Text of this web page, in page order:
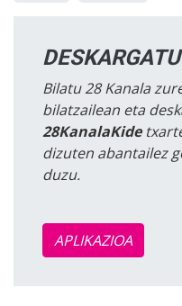
Bilatu 28 Kanala
bilatzailean eta
28KanalaKide
dizuten abantailez
duzu.
APLIKAZIOA